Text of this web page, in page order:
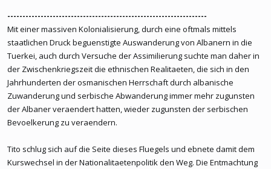
------------------------------------------------------------------
Mit einer massiven Kolonialisierung, durch eine oftmals mittels
staatlichen Druck beguenstigte Auswanderung von Albanern in die
Tuerkei, auch durch Versuche der Assimilierung suchte man daher in
der Zwischenkriegszeit die ethnischen Realitaeten, die sich in den
Jahrhunderten der osmanischen Herrschaft durch albanische
Zuwanderung und serbische Abwanderung immer mehr zugunsten
der Albaner veraendert hatten, wieder zugunsten der serbischen
Bevoelkerung zu veraendern.
Tito schlug sich auf die Seite dieses Fluegels und ebnete damit dem
Kurswechsel in der Nationalitaetenpolitik den Weg. Die Entmachtung